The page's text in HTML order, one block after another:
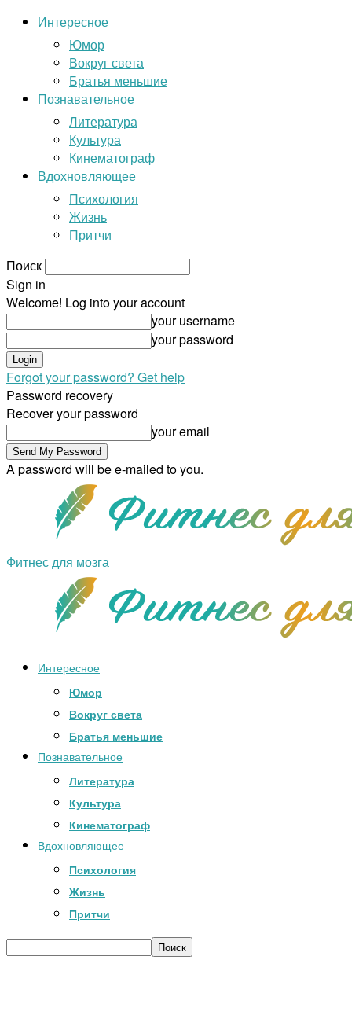
Интересное
Юмор
Вокруг света
Братья меньшие
Познавательное
Литература
Культура
Кинематограф
Вдохновляющее
Психология
Жизнь
Притчи
Поиск
Sign in
Welcome! Log into your account
your username
your password
Forgot your password? Get help
Password recovery
Recover your password
your email
A password will be e-mailed to you.
Фитнес для мозга
Интересное
Юмор
Вокруг света
Братья меньшие
Познавательное
Литература
Культура
Кинематограф
Вдохновляющее
Психология
Жизнь
Притчи